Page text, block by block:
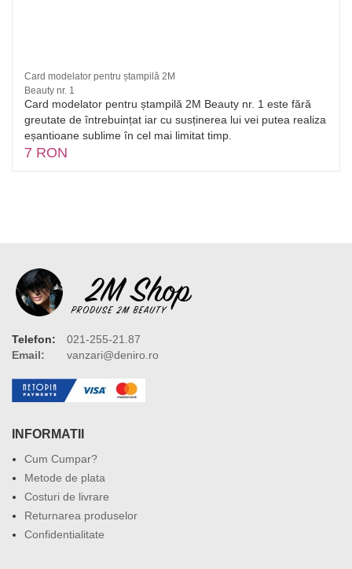
Card modelator pentru ștampilă 2M
Beauty nr. 1
Card modelator pentru ștampilă 2M Beauty nr. 1 este fără
greutate de întrebuințat iar cu susținerea lui vei putea realiza
eșantioane sublime în cel mai limitat timp.
7 RON
Telefon:
021-255-21.87
Email:
vanzari@deniro.ro
INFORMATII
Cum Cumpar?
Metode de plata
Costuri de livrare
Returnarea produselor
Confidentialitate